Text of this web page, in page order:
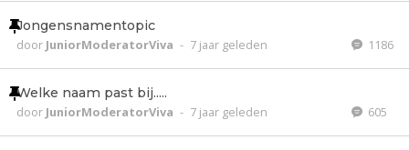
Jongensnamentopic
door JuniorModeratorViva - 7 jaar geleden 1186
Welke naam past bij.....
door JuniorModeratorViva - 7 jaar geleden 605